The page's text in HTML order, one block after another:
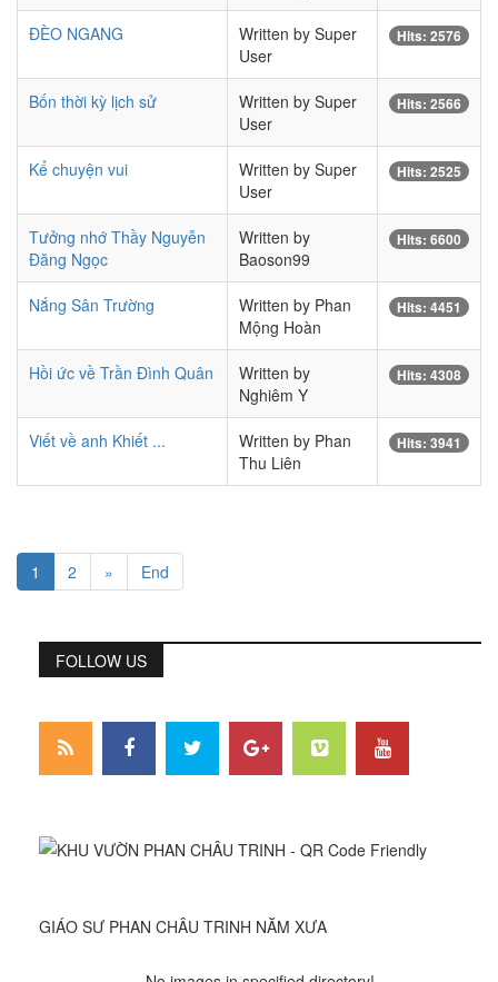
ĐÈO NGANG
Written by Super
User
Hits: 2576
Bốn thời kỳ lịch sử
Written by Super
User
Hits: 2566
Kể chuyện vui
Written by Super
User
Hits: 2525
Tưởng nhớ Thầy Nguyễn
Đăng Ngọc
Written by
Baoson99
Hits: 6600
Nắng Sân Trường
Written by Phan
Mộng Hoàn
Hits: 4451
Hồi ức về Trần Đình Quân
Written by
Nghiêm Y
Hits: 4308
Viết về anh Khiết ...
Written by Phan
Thu Liên
Hits: 3941
1 2 » End
FOLLOW US
GIÁO SƯ PHAN CHÂU TRINH NĂM XƯA